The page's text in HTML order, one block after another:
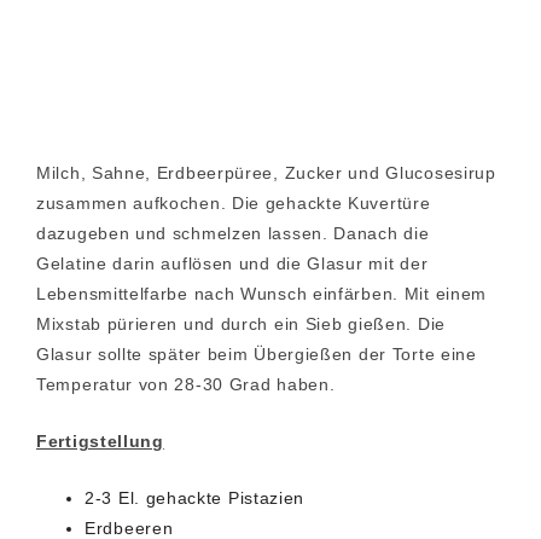
Milch, Sahne, Erdbeerpüree, Zucker und Glucosesirup
zusammen aufkochen. Die gehackte Kuvertüre
dazugeben und schmelzen lassen. Danach die
Gelatine darin auflösen und die Glasur mit der
Lebensmittelfarbe nach Wunsch einfärben. Mit einem
Mixstab pürieren und durch ein Sieb gießen. Die
Glasur sollte später beim Übergießen der Torte eine
Temperatur von 28-30 Grad haben.
Fertigstellung
2-3 El. gehackte Pistazien
Erdbeeren